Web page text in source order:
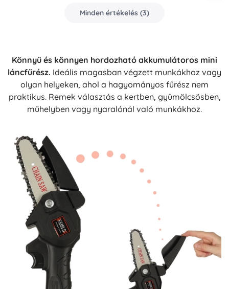
Minden értékelés (3)
Könnyű és könnyen hordozható akkumulátoros mini
láncfűrész. Ideális magasban végzett munkákhoz vagy
olyan helyeken, ahol a hagyományos fűrész nem
praktikus. Remek választás a kertben, gyümölcsösben,
műhelyben vagy nyaralónál való munkákhoz.